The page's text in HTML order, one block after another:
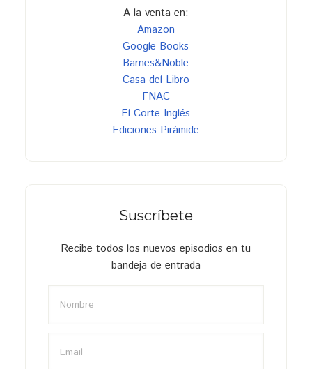
A la venta en:
Amazon
Google Books
Barnes&Noble
Casa del Libro
FNAC
El Corte Inglés
Ediciones Pirámide
Suscríbete
Recibe todos los nuevos episodios en tu
bandeja de entrada